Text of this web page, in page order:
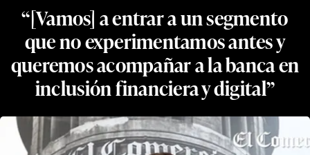
“[Vamos] a entrar a un segmento
que no experimentamos antes y
queremos acompañar a la banca en
inclusión financiera y digital”